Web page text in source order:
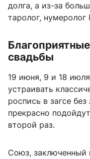
долга, а из-за
таролог, нумеролог
свадьбы
19 июня, 9 и 18
устраивать
роспись в загсе
прекрасно
второй раз.
Союз, заключенный